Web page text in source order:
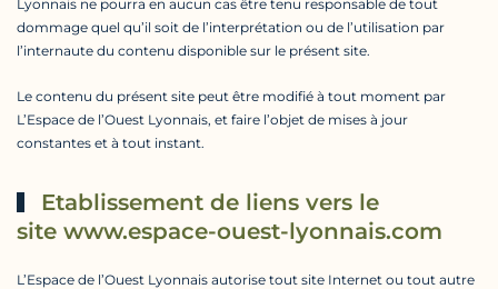
Lyonnais ne pourra en aucun cas être tenu responsable de tout
dommage quel qu’il soit de l’interprétation ou de l’utilisation par
l’internaute du contenu disponible sur le présent site.
Le contenu du présent site peut être modifié à tout moment par
L’Espace de l’Ouest Lyonnais, et faire l’objet de mises à jour
constantes et à tout instant.
Etablissement de liens vers le
site www.espace-ouest-lyonnais.com
L’Espace de l’Ouest Lyonnais autorise tout site Internet ou tout autre